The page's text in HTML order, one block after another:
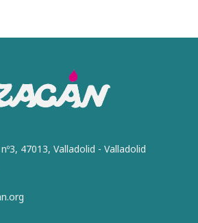
47013, Valladolid - Valladolid